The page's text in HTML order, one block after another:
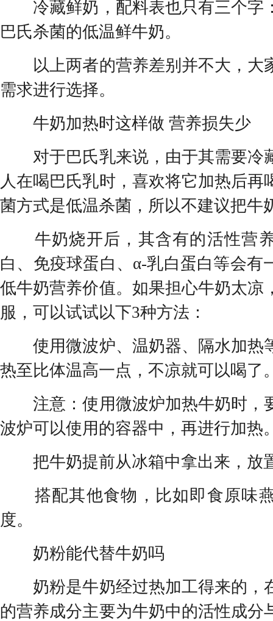
冷藏鲜奶，配料表也只有三个字
巴氏杀菌的低温鲜牛奶。
以上两者的营养差别并不大，大
需求进行选择。
牛奶加热时这样做 营养损失少
对于巴氏乳来说，由于其需要冷
人在喝巴氏乳时，喜欢将它加热后再
菌方式是低温杀菌，所以不建议把牛
牛奶烧开后，其含有的活性营
白、免疫球蛋白、α-乳白蛋白等会有
低牛奶营养价值。如果担心牛奶太凉
服，可以试试以下3种方法：
使用微波炉、温奶器、隔水加热
热至比体温高一点，不凉就可以喝了
注意：使用微波炉加热牛奶时，
波炉可以使用的容器中，再进行加热
把牛奶提前从冰箱中拿出来，放
搭配其他食物，比如即食原味
度。
奶粉能代替牛奶吗
奶粉是牛奶经过热加工得来的，
的营养成分主要为牛奶中的活性成分